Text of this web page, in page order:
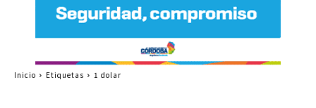
Inicio Etiquetas 1 dolar